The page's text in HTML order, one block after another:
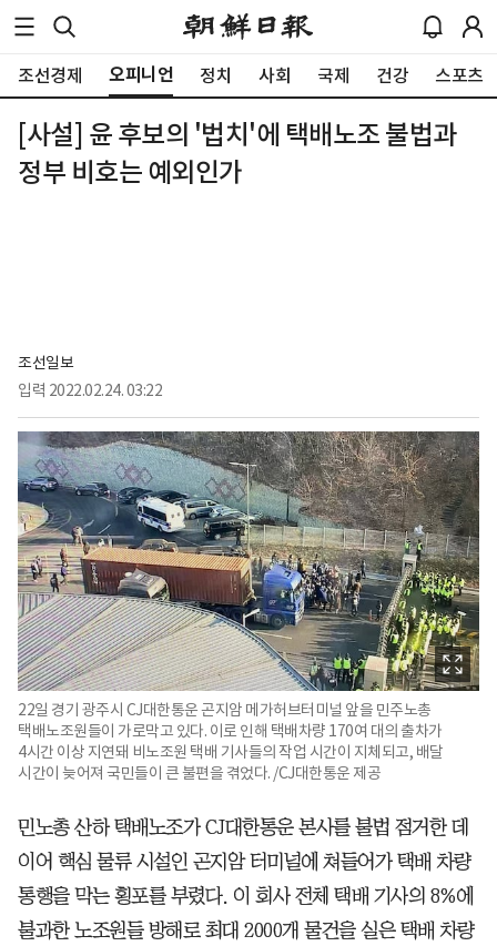
조선경제 오피니언 정치 사회 국제 건강 스포츠
[사설] 윤 후보의 '법치'에 택배노조 불법과
정부 비호는 예외인가
조선일보
입력 2022.02.24. 03:22
22일 경기 광주시 CJ대한통운 곤지암 메가허브터미널 앞을 민주노총
택배노조원들이 가로막고 있다. 이로 인해 택배차량 170여 대의 출차가
4시간 이상 지연돼 비노조원 택배 기사들의 작업 시간이 지체되고, 배달
시간이 늦어져 국민들이 큰 불편을 겪었다. /CJ대한통운 제공
민노총 산하 택배노조가 CJ대한통운 본사를 불법 점거한 데
이어 핵심 물류 시설인 곤지암 터미널에 쳐들어가 택배 차량
통행을 막는 횡포를 부렸다. 이 회사 전체 택배 기사의 8%에
불과한 노조원들 방해로 최대 2000개 물건을 실은 택배 차량